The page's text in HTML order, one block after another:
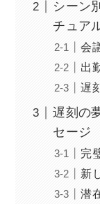
シーン
チュア
会
出
遅
遅刻の
セージ
完
新
潜